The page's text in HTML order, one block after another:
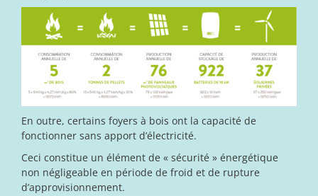
En outre, certains foyers à bois ont la capacité de
fonctionner sans apport d’électricité.
Ceci constitue un élément de « sécurité » énergétique
non négligeable en période de froid et de rupture
d’approvisionnement.